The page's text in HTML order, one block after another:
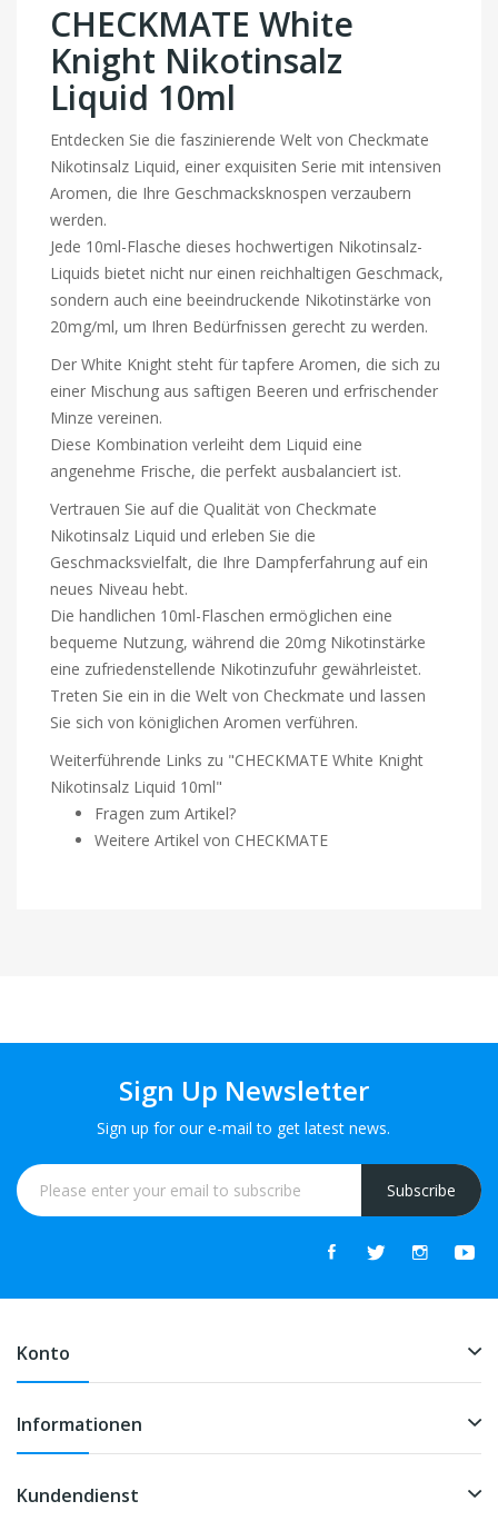
CHECKMATE White
Knight Nikotinsalz
Liquid 10ml
Entdecken Sie die faszinierende Welt von Checkmate
Nikotinsalz Liquid, einer exquisiten Serie mit intensiven
Aromen, die Ihre Geschmacksknospen verzaubern
werden.
Jede 10ml-Flasche dieses hochwertigen Nikotinsalz-
Liquids bietet nicht nur einen reichhaltigen Geschmack,
sondern auch eine beeindruckende Nikotinstärke von
20mg/ml, um Ihren Bedürfnissen gerecht zu werden.
Der White Knight steht für tapfere Aromen, die sich zu
einer Mischung aus saftigen Beeren und erfrischender
Minze vereinen.
Diese Kombination verleiht dem Liquid eine
angenehme Frische, die perfekt ausbalanciert ist.
Vertrauen Sie auf die Qualität von Checkmate
Nikotinsalz Liquid und erleben Sie die
Geschmacksvielfalt, die Ihre Dampferfahrung auf ein
neues Niveau hebt.
Die handlichen 10ml-Flaschen ermöglichen eine
bequeme Nutzung, während die 20mg Nikotinstärke
eine zufriedenstellende Nikotinzufuhr gewährleistet.
Treten Sie ein in die Welt von Checkmate und lassen
Sie sich von königlichen Aromen verführen.
Weiterführende Links zu "CHECKMATE White Knight
Nikotinsalz Liquid 10ml"
Fragen zum Artikel?
Weitere Artikel von CHECKMATE
Sign Up Newsletter
Sign up for our e-mail to get latest news.
Subscribe
Konto
Informationen
Kundendienst